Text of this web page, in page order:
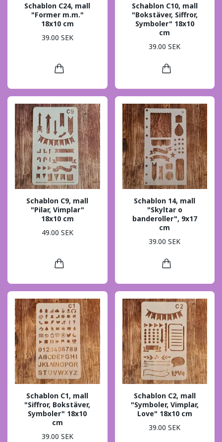
Schablon C24, mall
"Former m.m."
18x10 cm
39.00 SEK
Schablon C10, mall
"Bokstäver, Siffror,
Symboler" 18x10
cm
39.00 SEK
Schablon C9, mall
"Pilar, Vimplar"
18x10 cm
49.00 SEK
Schablon 14, mall
"Skyltar o
banderoller", 9x17
cm
39.00 SEK
Schablon C1, mall
"Siffror, Bokstäver,
Symboler" 18x10
cm
39.00 SEK
Schablon C2, mall
"Symboler, Vimplar,
Love" 18x10 cm
39.00 SEK